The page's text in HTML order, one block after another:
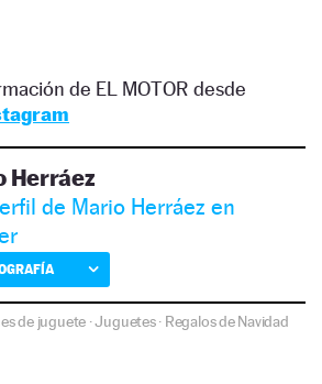
de EL MOTOR desde
Herráez
de Mario Herráez en
de juguete ·Juguetes· Regalos de Navidad